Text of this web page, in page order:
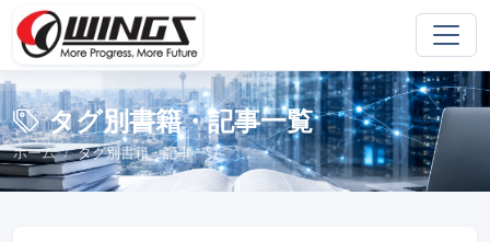
タグ別書籍・記事一覧
ホーム タグ別書籍・記事一覧